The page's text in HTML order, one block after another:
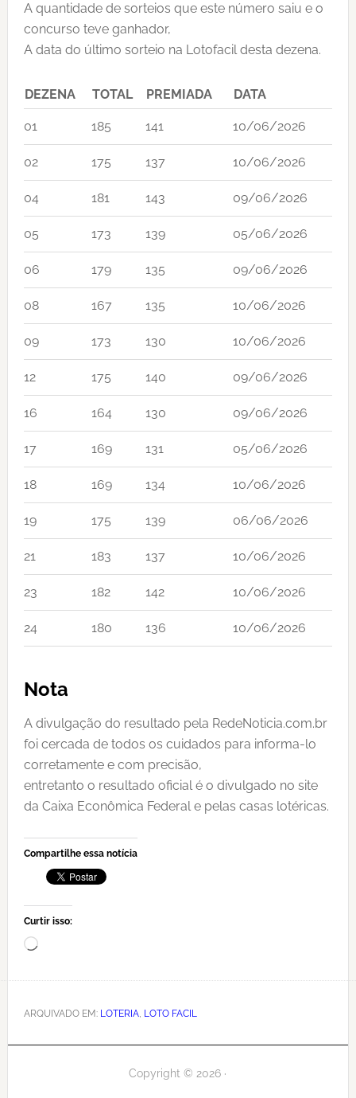
A quantidade de sorteios que este número saiu e o
concurso teve ganhador,
A data do último sorteio na Lotofacil desta dezena.
DEZENA TOTAL PREMIADA DATA
01 185 141 10/06/2026
02 175 137 10/06/2026
04 181 143 09/06/2026
05 173 139 05/06/2026
06 179 135 09/06/2026
08 167 135 10/06/2026
09 173 130 10/06/2026
12 175 140 09/06/2026
16 164 130 09/06/2026
17 169 131 05/06/2026
18 169 134 10/06/2026
19 175 139 06/06/2026
21 183 137 10/06/2026
23 182 142 10/06/2026
24 180 136 10/06/2026
Nota
A divulgação do resultado pela RedeNoticia.com.br
foi cercada de todos os cuidados para informa-lo
corretamente e com precisão,
entretanto o resultado oficial é o divulgado no site
da Caixa Econômica Federal e pelas casas lotéricas.
Compartilhe essa notícia
Curtir isso:
Carregando...
ARQUIVADO EM: LOTERIA, LOTO FACIL
Copyright © 2026 ·